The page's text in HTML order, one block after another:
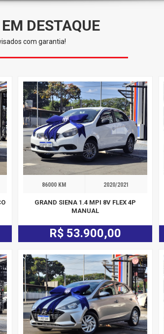
DESTAQUE
com garantia!
86000 KM 2020/2021
GRAND SIENA 1.4 MPI 8V FLEX 4P
MANUAL
R$ 53.900,00